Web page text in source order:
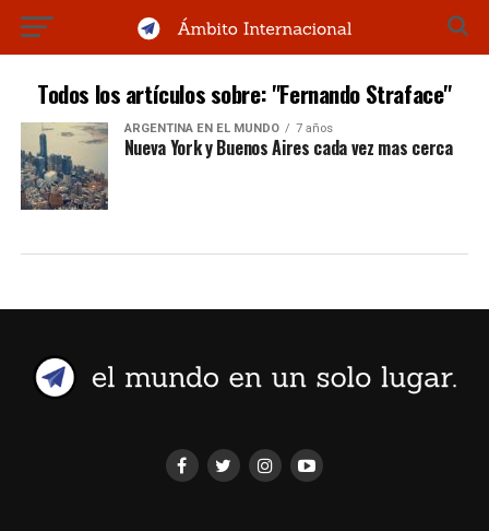
Todos los artículos sobre: "Fernando Straface"
ARGENTINA EN EL MUNDO 7 años
Nueva York y Buenos Aires cada vez mas cerca